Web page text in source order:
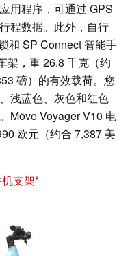
用程序，可通过 GPS
程数据。此外，自行
和 SP Connect 智能手
架，重 26.8 千克（约
磅）的有效载荷。您
浅蓝色、灰色和红色
Möve Voyager V10 电
欧元（约合 7,387 美
支架